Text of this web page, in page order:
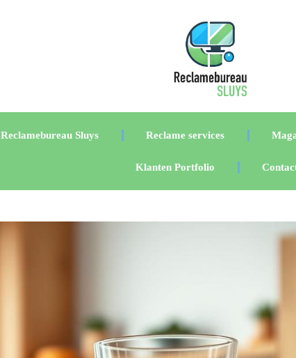
Reclamebureau Sluys Reclame services
Klanten Portfolio